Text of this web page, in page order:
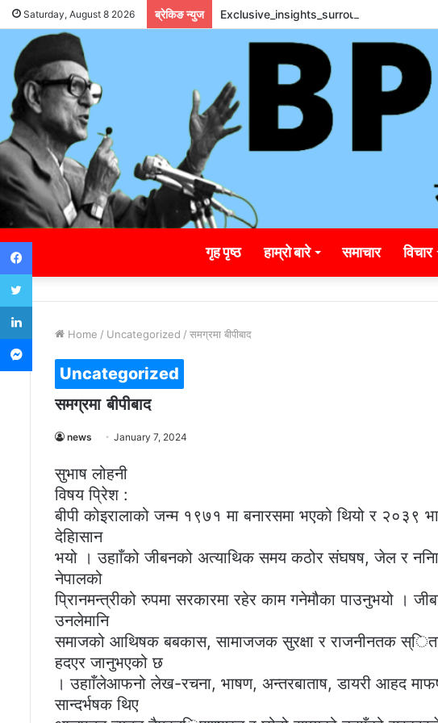
Saturday, August 8 2026 ब्रेकिङ न्युज
गृह पृष्ठ हाम्रो बारे समाचार विचार
Home / Uncategorized / समग्रमा बीपीबाद
Uncategorized
समग्रमा बीपीबाद
news January 7, 2024
सुभाष लोहनी
विषय प्रिेश :
बीपी कोइरालाको जन्म १९७१ मा बनारसमा भएको थियो र २०३९
देहािसान
भयो । उहााँको जीबनको अत्याथिक समय कठोर संघषष, जेल र
नेपालको
प्रिानमन्त्रीको रुपमा सरकारमा रहेर काम गनेमौका पाउनुभयो ।
उनलेमानि
समाजको आथिषक बबकास, सामाजजक सुरक्षा र राजनीनतक
हदएर जानुभएको छ
। उहााँलेआफनो लेख-रचना, भाषण, अन्तरबाताष, डायरी आहद
सान्दर्भषक थिए
Facebook
Twitter
LinkedIn
Messenger